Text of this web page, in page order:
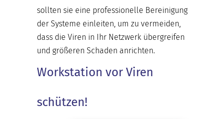
sollten sie eine professionelle Bereinigung
der Systeme einleiten, um zu vermeiden,
dass die Viren in Ihr Netzwerk übergreifen
und größeren Schaden anrichten.
Workstation vor Viren
schützen!